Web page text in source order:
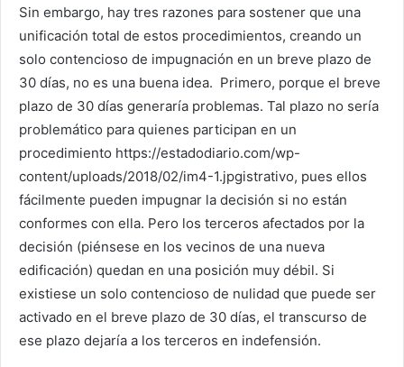
Sin embargo, hay tres razones para sostener que una
unificación total de estos procedimientos, creando un
solo contencioso de impugnación en un breve plazo de
30 días, no es una buena idea. Primero, porque el breve
plazo de 30 días generaría problemas. Tal plazo no sería
problemático para quienes participan en un
procedimiento https://estadodiario.com/wp-
content/uploads/2018/02/im4-1.jpgistrativo, pues ellos
fácilmente pueden impugnar la decisión si no están
conformes con ella. Pero los terceros afectados por la
decisión (piénsese en los vecinos de una nueva
edificación) quedan en una posición muy débil. Si
existiese un solo contencioso de nulidad que puede ser
activado en el breve plazo de 30 días, el transcurso de
ese plazo dejaría a los terceros en indefensión.